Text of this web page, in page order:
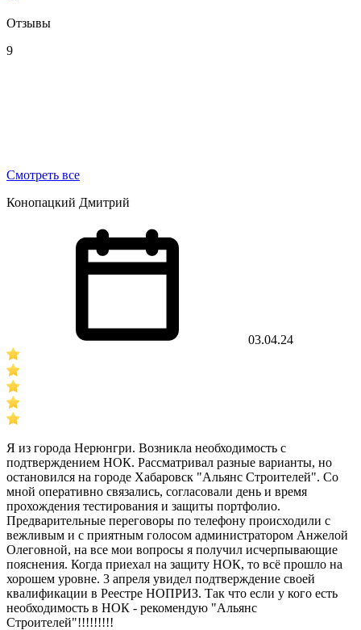
Отзывы
9
Смотреть все
Конопацкий Дмитрий
03.04.24
Я из города Нерюнгри. Возникла необходимость с
подтверждением НОК. Рассматривал разные варианты, но
остановился на городе Хабаровск "Альянс Строителей". Со
мной оперативно связались, согласовали день и время
прохождения тестирования и защиты портфолио.
Предварительные переговоры по телефону происходили с
вежливым и с приятным голосом администратором Анжелой
Олеговной, на все мои вопросы я получил исчерпывающие
пояснения. Когда приехал на защиту НОК, то всё прошло на
хорошем уровне. 3 апреля увидел подтверждение своей
квалификации в Реестре НОПРИЗ. Так что если у кого есть
необходимость в НОК - рекомендую "Альянс
Строителей"!!!!!!!!!